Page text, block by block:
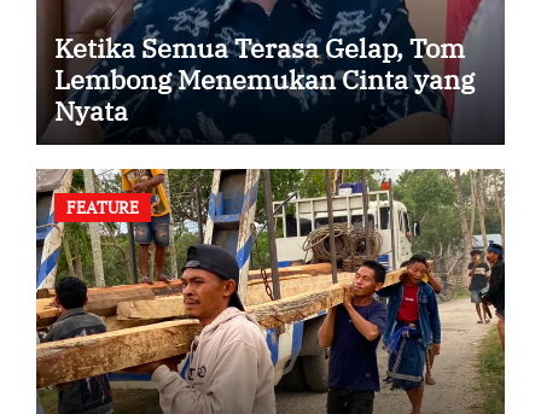
Ketika Semua Terasa Gelap, Tom
Lembong Menemukan Cinta yang
Nyata
FEATURE